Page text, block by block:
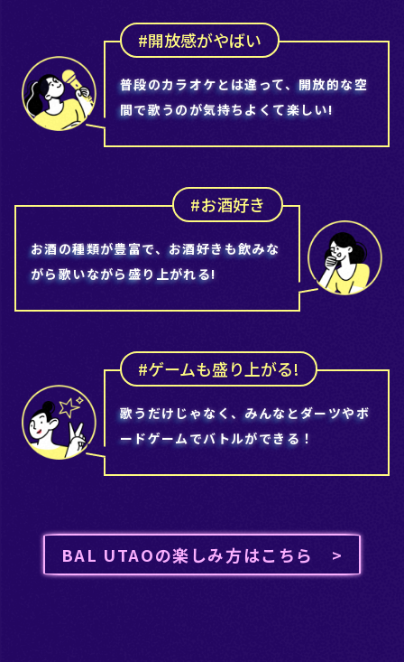
#開放感がやばい
普段のカラオケとは違って、開放的な空
間で歌うのが気持ちよくて楽しい!
#お酒好き
お酒の種類が豊富で、お酒好きも飲みな
がら歌いながら盛り上がれる!
#ゲームも盛り上がる!
歌うだけじゃなく、みんなとダーツやボ
ードゲームでバトルができる！
BAL UTAOの楽しみ方はこちら >